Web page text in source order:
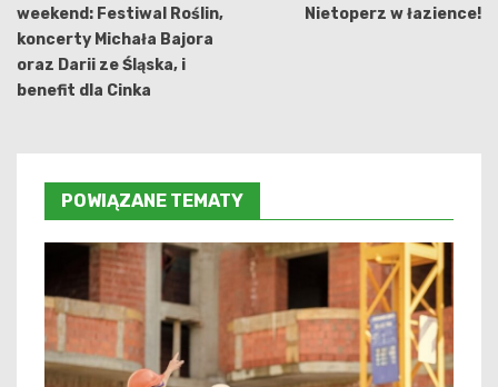
weekend: Festiwal Roślin,
koncerty Michała Bajora
oraz Darii ze Śląska, i
benefit dla Cinka
Nietoperz w łazience!
POWIĄZANE TEMATY